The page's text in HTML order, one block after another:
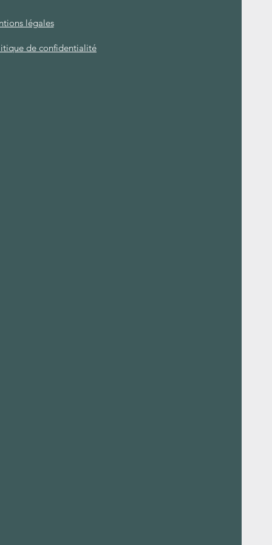
légales
de confidentialité